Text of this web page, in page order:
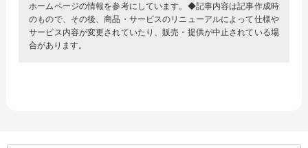
ホームページの情報を参考にしています。◆記事内容は記事作成時
のもので、その後、商品・サービスのリニューアルによって仕様や
サービス内容が変更されていたり、販売・提供が中止されている場
合があります。